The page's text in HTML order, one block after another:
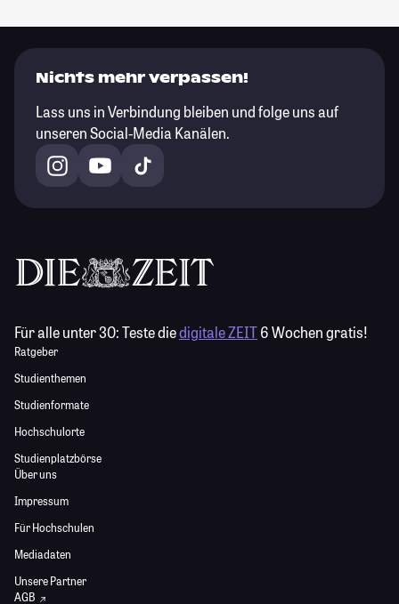
Nichts mehr verpassen!
Lass uns in Verbindung bleiben und folge uns auf
unseren Social-Media Kanälen.
Für alle unter 30:Teste diedigitale ZEIT6 Wochen gratis!
Ratgeber
Studienthemen
Studienformate
Hochschulorte
Studienplatzbörse
Über uns
Impressum
Für Hochschulen
Mediadaten
Unsere Partner
AGB